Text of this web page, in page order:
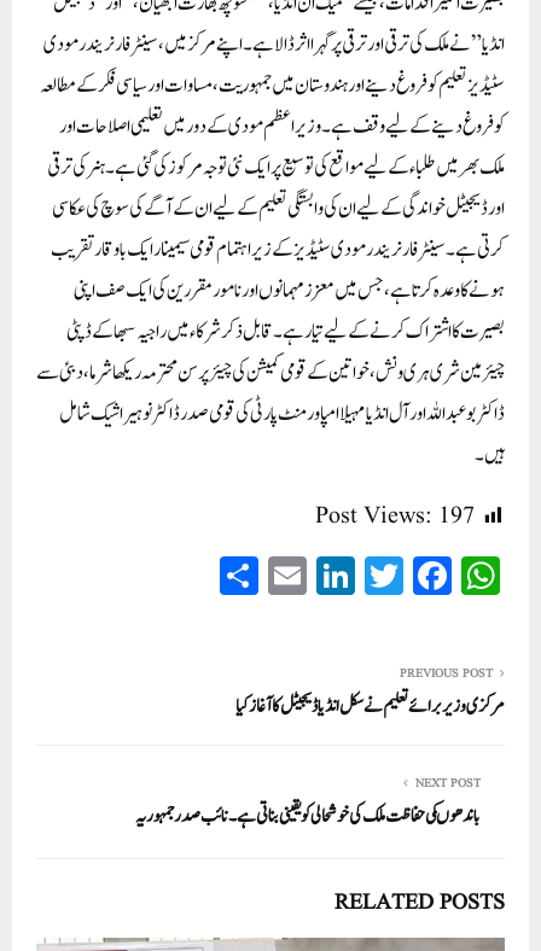
انڈیا” نے ملک کی ترقی اور ترقی پر گہرا اثر ڈالا ہے۔اپنے مرکز میں، سینٹر فار نریندر مودی
سٹیڈیز تعلیم کو فروغ دینے اور ہندوستان میں جمہوریت، مساوات اور سیاسی فکر کے مطالعہ
کو فروغ دینے کے لیے وقف ہے۔ وزیر اعظم مودی کے دور میں تعلیمی اصلاحات اور
ملک بھر میں طلباء کے لیے مواقع کی توسیع پر ایک نئی توجہ مرکوز کی گئی ہے۔ ہنر کی ترقی
اور ڈیجیٹل خواندگی کے لیے ان کی وابستگی تعلیم کے لیے ان کے آگے کی سوچ کی عکاسی
کرتی ہے۔ سینٹر فار نریندر مودی سٹیڈیز کے زیر اہتمام قومی سیمینار ایک باوقار تقریب
ہونے کا وعدہ کرتا ہے، جس میں معزز مہمانوں اور نامور مقررین کی ایک صف اپنی
بصیرت کا اشتراک کرنے کے لیے تیار ہے۔ قابل ذکر شرکاء میں راجیہ سبھا کے ڈپٹی
چیئرمین شری ہری ونش، خواتین کے قومی کمیشن کی چیئرپرسن محترمہ ریکھا شرما، دبئی سے
ڈاکٹر بو عبداللہ اور آل انڈیا مہیلا امپاورمنٹ پارٹی کی قومی صدر ڈاکٹر نوہیرا شیک شامل
ہیں۔
Post Views: 197
W
ha
A
pp
Fa
ce
ok
T
wi
r
Li
nk
In
E
m
PREVIOUS POST
مرکزی وزیر برائے تعلیم نے سکل انڈیا ڈیجیٹل کا آغاز کیا
NEXT POST
باندھوںکی حفاظت ملک کی خوشحالی کو یقینی بناتی ہے۔ نائب صدر جمہوریہ
RELATED POSTS